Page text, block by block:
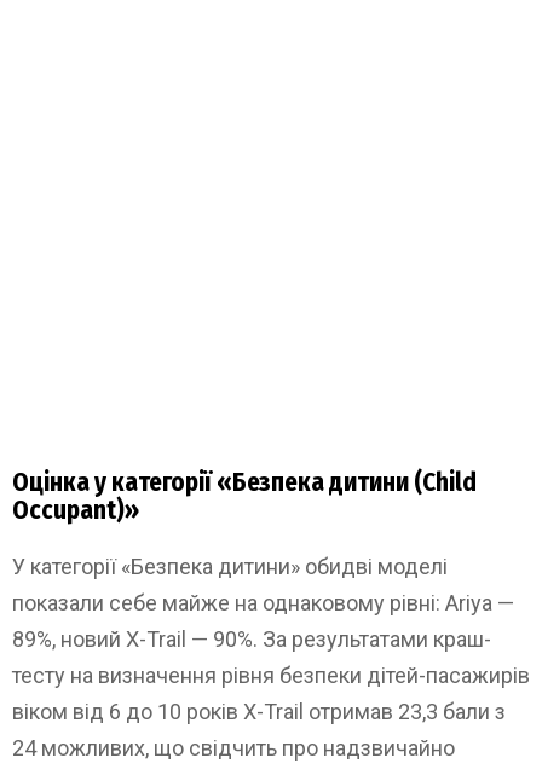
Оцінка у категорії «Безпека дитини (Child
Occupant)»
У категорії «Безпека дитини» обидві моделі
показали себе майже на однаковому рівні: Ariya —
89%, новий X-Trail — 90%. За результатами краш-
тесту на визначення рівня безпеки дітей-пасажирів
віком від 6 до 10 років X-Trail отримав 23,3 бали з
24 можливих, що свідчить про надзвичайно